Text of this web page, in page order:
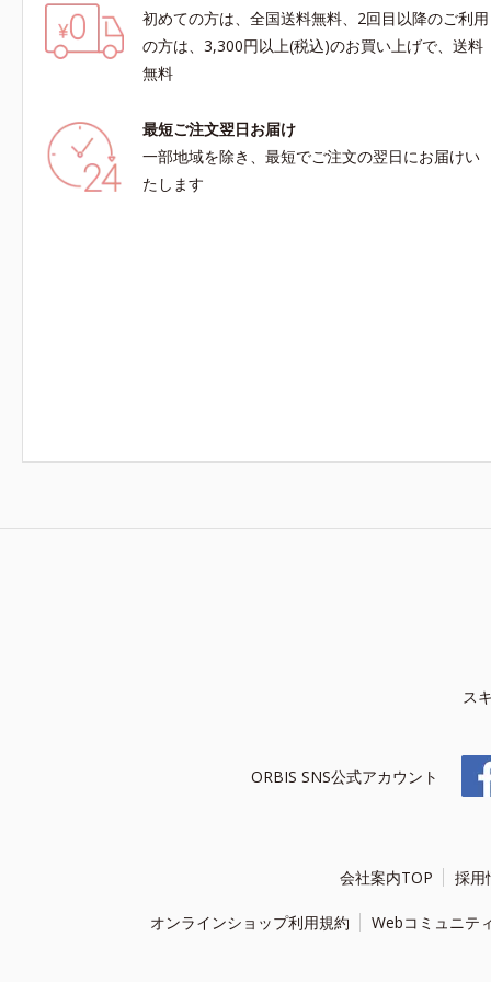
初めての方は、全国送料無料、2回目以降のご利用
の方は、3,300円以上(税込)のお買い上げで、送料
無料
最短ご注文翌日お届け
一部地域を除き、最短でご注文の翌日にお届けい
たします
ス
ORBIS SNS公式アカウント
会社案内TOP 採用
オンラインショップ利用規約 Webコミュニテ